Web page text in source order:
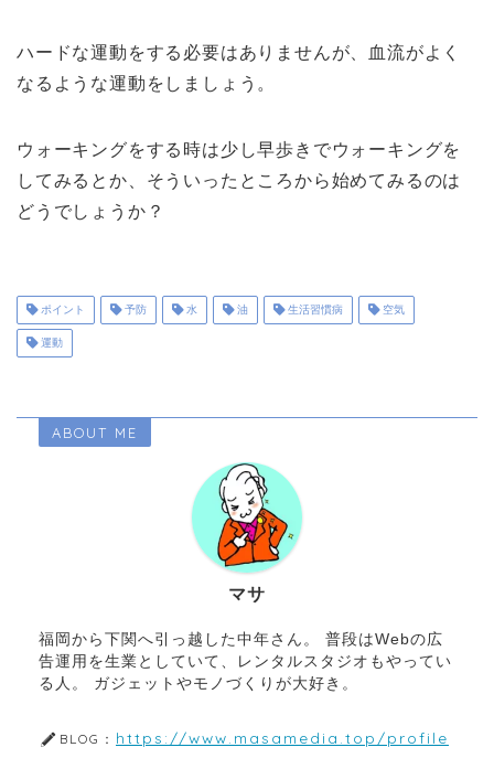
ハードな運動をする必要はありませんが、血流がよく
なるような運動をしましょう。
ウォーキングをする時は少し早歩きでウォーキングを
してみるとか、そういったところから始めてみるのは
どうでしょうか？
ポイント 予防 水 油 生活習慣病 空気
運動
ABOUT ME
マサ
福岡から下関へ引っ越した中年さん。 普段はWebの広
告運用を生業としていて、レンタルスタジオもやってい
る人。 ガジェットやモノづくりが大好き。
BLOG： https://www.masamedia.top/profile